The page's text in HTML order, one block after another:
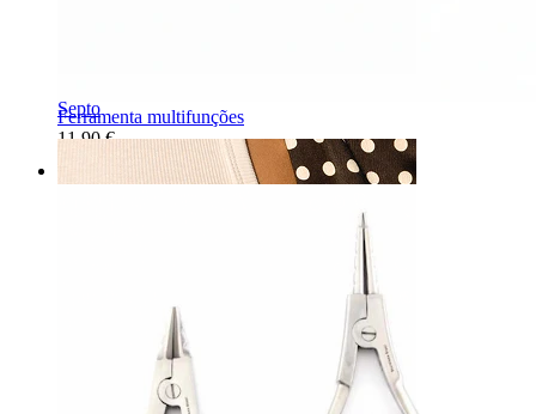
Septo
Ferramenta multifunções
11,90 €